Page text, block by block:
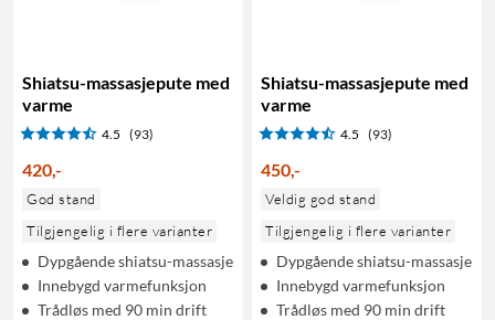
Shiatsu-massasjepute med
varme
4.5 (93)
420,-
God stand
Tilgjengelig i flere varianter
Dypgående shiatsu-massasje
Innebygd varmefunksjon
Trådløs med 90 min drift
Shiatsu-massasjepute med
varme
4.5 (93)
450,-
Veldig god stand
Tilgjengelig i flere varianter
Dypgående shiatsu-massasje
Innebygd varmefunksjon
Trådløs med 90 min drift